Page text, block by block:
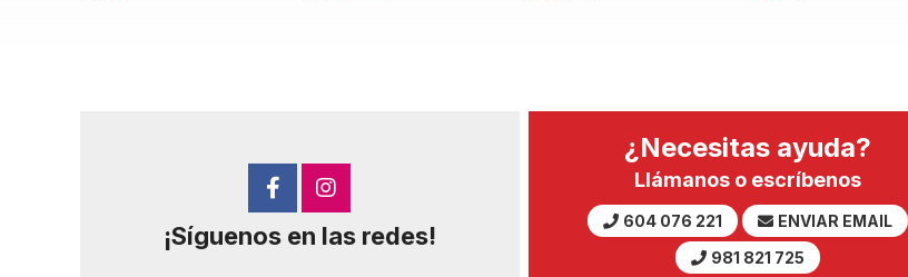
¡Síguenos en las redes!
¿Necesitas ayuda?
Llámanos o escríbenos
604 076 221
ENVIAR EMAIL
981 821 725